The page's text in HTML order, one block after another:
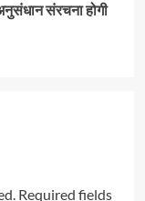
संरचना होगी
Required fields